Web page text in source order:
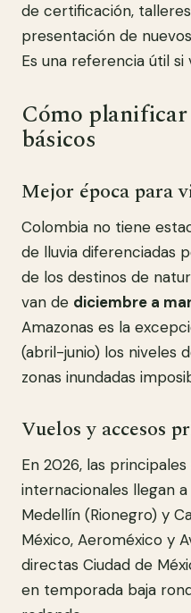
de certificación,
presentación de
Es una referencia útil
Cómo planificar
básicos
Mejor época para
Colombia no tiene
de lluvia diferenciadas
de los destinos de
van de diciembre a
Amazonas es la
(abril-junio) los niveles
zonas inundadas
Vuelos y accesos
En 2026, las
internacionales llegan
Medellín (Rionegro) y
México, Aeroméxico y
directas Ciudad de
en temporada baja